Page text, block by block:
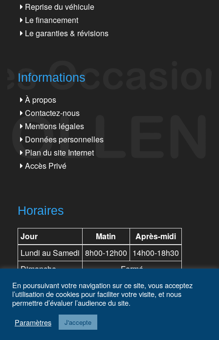
Reprise du véhicule
Le financement
Le garanties & révisions
Informations
À propos
Contactez-nous
Mentions légales
Données personnelles
Plan du site Internet
Accès Privé
Horaires
Jour Matin
Après-midi
Lundi au Samedi 8h00-12h00 14h00-18h30
Dimanche
Fermé
© Copyright 2022GGP Peugeot Bollène, LDA Citroën Bollène, VSP
Bollène, Les Véhicules d'occasion
En poursuivant votre navigation sur ce site, vous acceptez
l’utilisation de cookies pour faciliter votre visite, et nous
permettre d’évaluer l’audience du site.
Paramètres
J'accepte